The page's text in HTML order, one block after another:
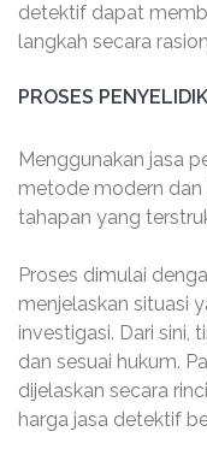
detektif dapat
langkah secara
PROSES
Menggunakan jasa
metode modern
tahapan yang
Proses dimulai
menjelaskan situasi
investigasi. Dari
dan sesuai hukum.
dijelaskan secara
harga jasa detektif